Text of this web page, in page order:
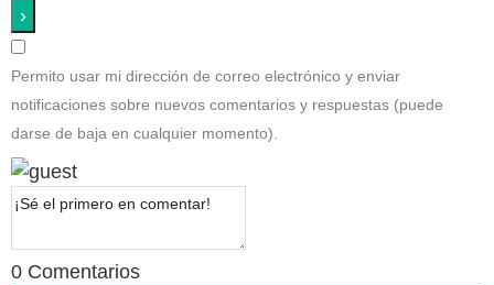
Permito usar mi dirección de correo electrónico y enviar
notificaciones sobre nuevos comentarios y respuestas (puede
darse de baja en cualquier momento).
0 Comentarios